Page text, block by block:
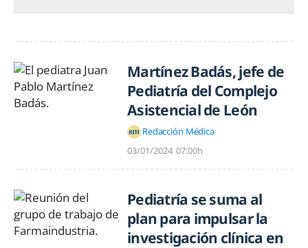
Martínez Badás, jefe de
Pediatría del Complejo
Asistencial de León
Redacción Médica
03/01/2024 07:00h
Pediatría se suma al
plan para impulsar la
investigación clínica en